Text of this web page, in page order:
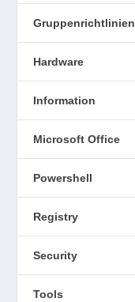
Gruppenrichtlinien
Hardware
Information
Microsoft Office
Powershell
Registry
Security
Tools